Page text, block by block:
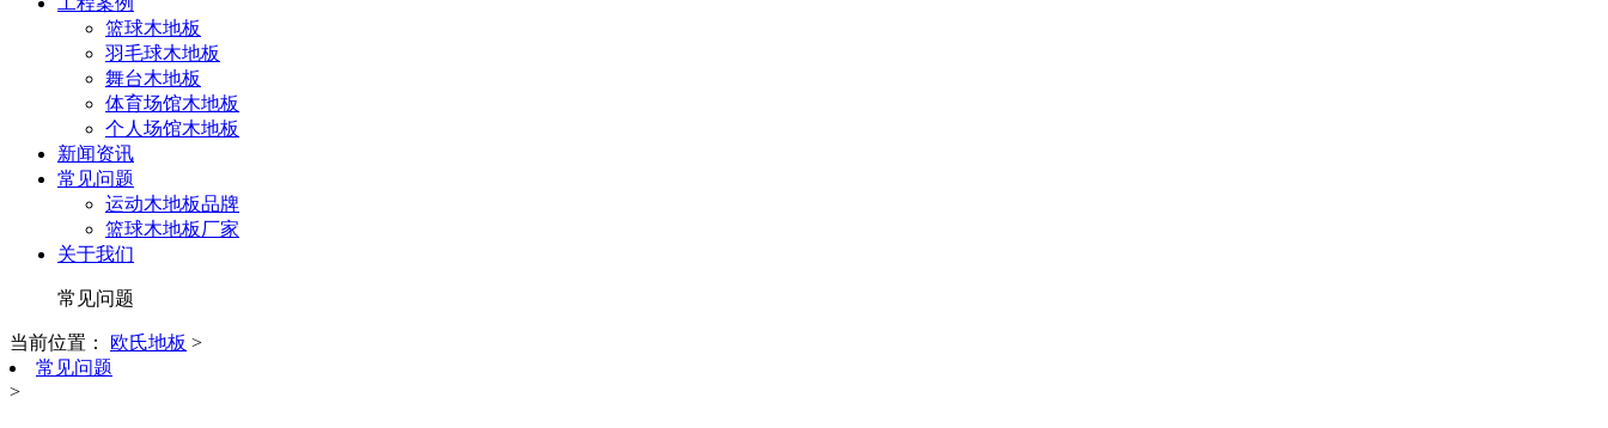
篮球木地板
羽毛球木地板
舞台木地板
体育场馆木地板
个人场馆木地板
新闻资讯
常见问题
运动木地板品牌
篮球木地板厂家
关于我们
常见问题
当前位置： 欧氏地板 >
常见问题
>